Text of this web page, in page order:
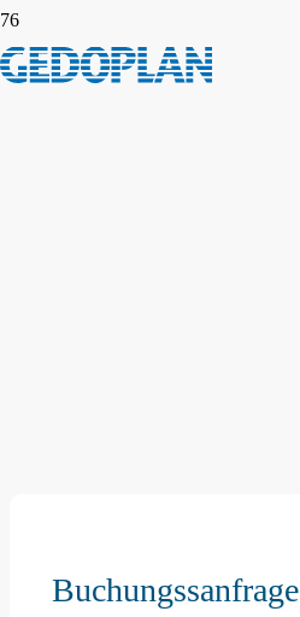
Buchungssanfrage